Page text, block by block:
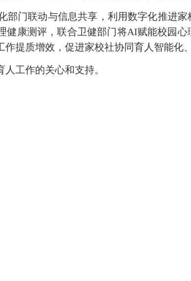
部门联动与信息共享， 利用数字化推进家
健康测评，联合卫健部门将AI赋能校园心
作提质增效，促进家校社协同育人智能化
工作的关心和支持。